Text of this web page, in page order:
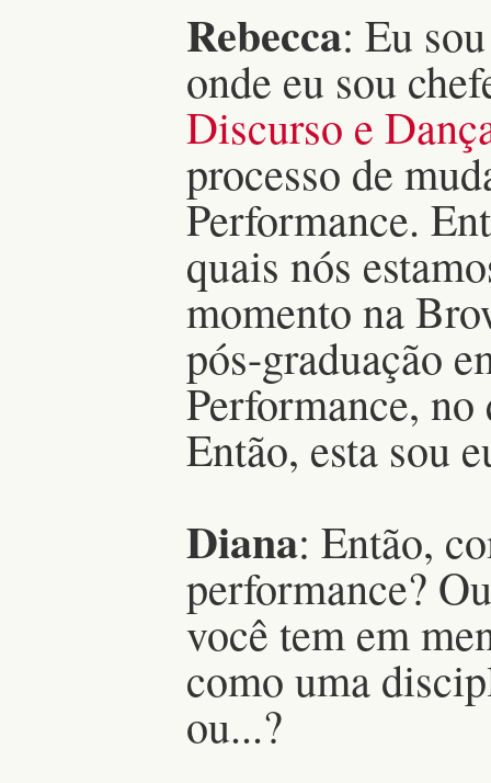
Rebecca: Eu
onde eu sou
Discurso e
processo de
Performance.
quais nós
momento na
pós-graduação
Performance,
Então, esta sou
Diana: Então,
performance?
você tem em
como uma
ou...?